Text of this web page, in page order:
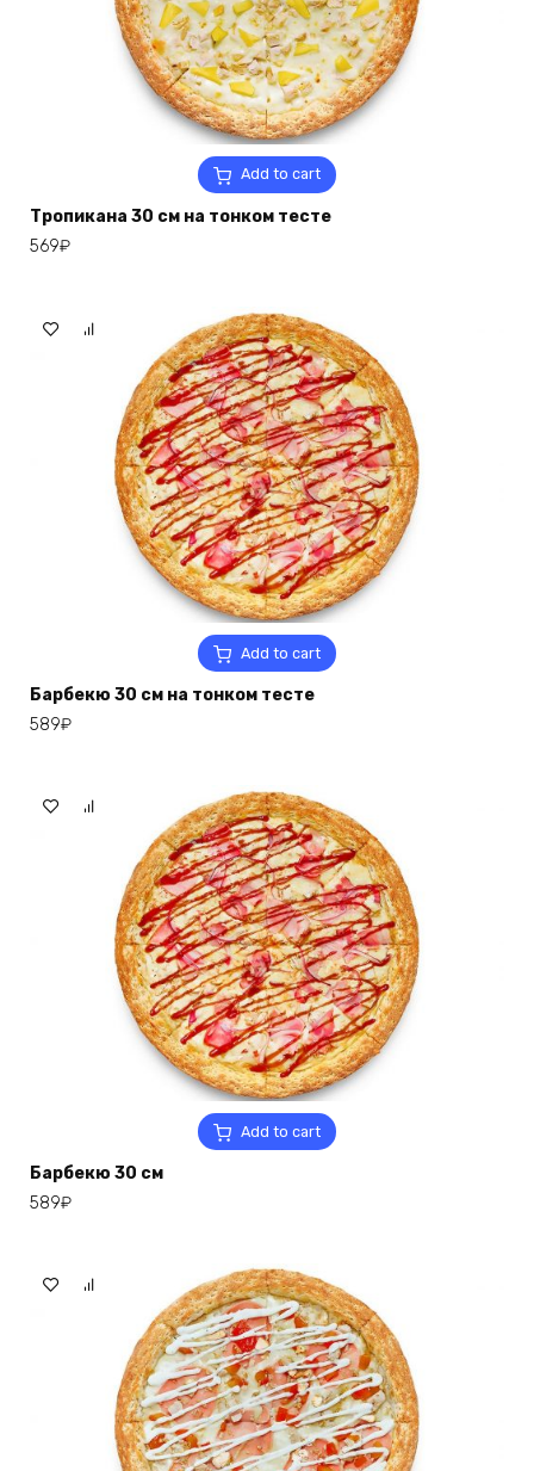
Add to cart
Тропикана 30 см на тонком тесте
569₽
Add to cart
Барбекю 30 см на тонком тесте
589₽
Add to cart
Барбекю 30 см
589₽